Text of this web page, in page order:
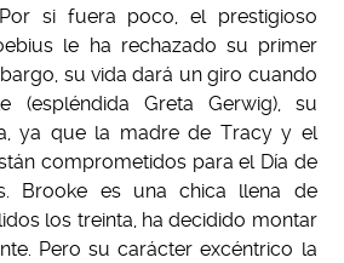
si fuera poco, el prestigioso
le ha rechazado su primer
su vida dará un giro cuando
(espléndida Greta Gerwig), su
ya que la madre de Tracy y el
comprometidos para el Día de
Brooke es una chica llena de
los treinta, ha decidido montar
Pero su carácter excéntrico la